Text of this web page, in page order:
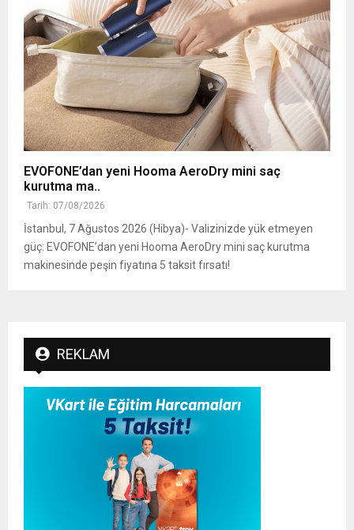
EVOFONE’dan yeni Hooma AeroDry mini saç
kurutma ma..
Tarih: 07/08/2026
İstanbul, 7 Ağustos 2026 (Hibya)- Valizinizde yük etmeyen
güç: EVOFONE’dan yeni Hooma AeroDry mini saç kurutma
makinesinde peşin fiyatına 5 taksit fırsatı!
REKLAM